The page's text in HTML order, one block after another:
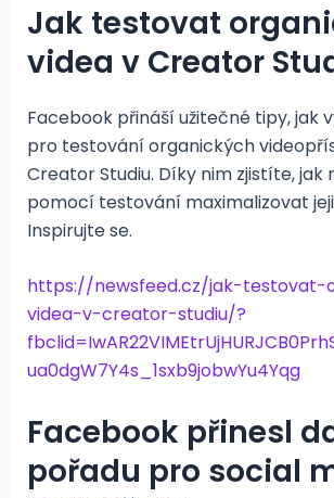
Jak testovat
videa v Creator
Facebook přináší užitečné tipy, jak
pro testování organických
Creator Studiu. Díky nim zjistíte, jak
pomocí testování maximalizovat
Inspirujte se.
https://newsfeed.cz/jak-testovat-
videa-v-creator-studiu/?
ua0dgW7Y4s_1sxb9jobwYu4Yqg
Facebook přinesl
pořadu pro social